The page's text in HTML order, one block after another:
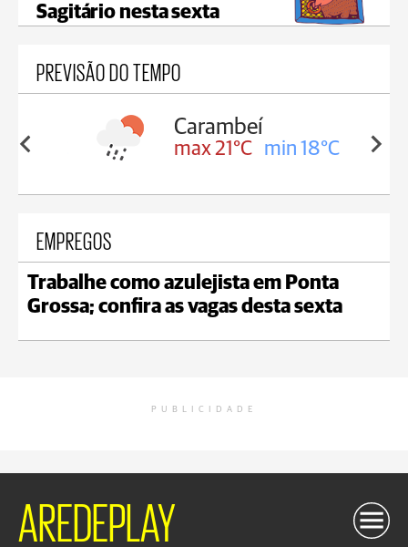
Sagitário nesta sexta
PREVISÃO DO TEMPO
18°C
Carambeí
max 21°C min 18°C
EMPREGOS
Trabalhe como azulejista em Ponta
Grossa; confira as vagas desta sexta
PUBLICIDADE
AREDEPLAY